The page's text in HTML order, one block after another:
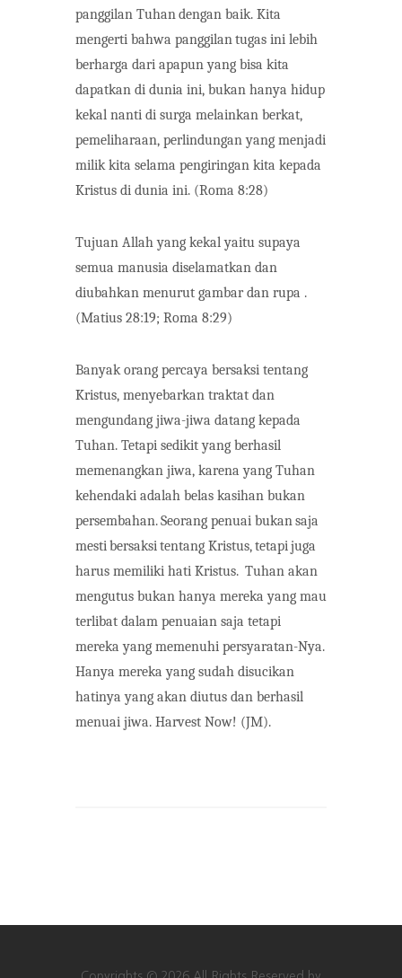
panggilan Tuhan dengan baik. Kita
mengerti bahwa panggilan tugas ini lebih
berharga dari apapun yang bisa kita
dapatkan di dunia ini, bukan hanya hidup
kekal nanti di surga melainkan berkat,
pemeliharaan, perlindungan yang menjadi
milik kita selama pengiringan kita kepada
Kristus di dunia ini. (Roma 8:28)
Tujuan Allah yang kekal yaitu supaya
semua manusia diselamatkan dan
diubahkan menurut gambar dan rupa .
(Matius 28:19; Roma 8:29)
Banyak orang percaya bersaksi tentang
Kristus, menyebarkan traktat dan
mengundang jiwa-jiwa datang kepada
Tuhan. Tetapi sedikit yang berhasil
memenangkan jiwa, karena yang Tuhan
kehendaki adalah belas kasihan bukan
persembahan.Seorang penuai bukansaja
mestibersaksitentang Kristus,tetapijuga
harus memiliki hati Kristus. Tuhan akan
mengutus bukan hanya mereka yang mau
terlibat dalam penuaian saja tetapi
mereka yang memenuhi persyaratan-Nya.
Hanya mereka yang sudah disucikan
hatinya yang akan diutus dan berhasil
menuai jiwa. Harvest Now! (JM).